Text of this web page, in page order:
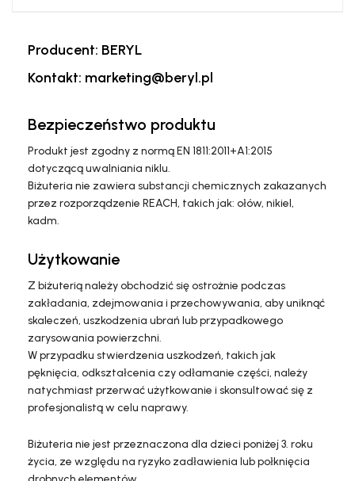
Producent: BERYL
Kontakt: marketing@beryl.pl
Bezpieczeństwo produktu
Produkt jest zgodny z normą EN 1811:2011+A1:2015
dotyczącą uwalniania niklu.
Biżuteria nie zawiera substancji chemicznych zakazanych
przez rozporządzenie REACH, takich jak: ołów, nikiel,
kadm.
Użytkowanie
Z biżuterią należy obchodzić się ostrożnie podczas
zakładania, zdejmowania i przechowywania, aby uniknąć
skaleczeń, uszkodzenia ubrań lub przypadkowego
zarysowania powierzchni.
W przypadku stwierdzenia uszkodzeń, takich jak
pęknięcia, odkształcenia czy odłamanie części, należy
natychmiast przerwać użytkowanie i skonsultować się z
profesjonalistą w celu naprawy.
Biżuteria nie jest przeznaczona dla dzieci poniżej 3. roku
życia, ze względu na ryzyko zadławienia lub połknięcia